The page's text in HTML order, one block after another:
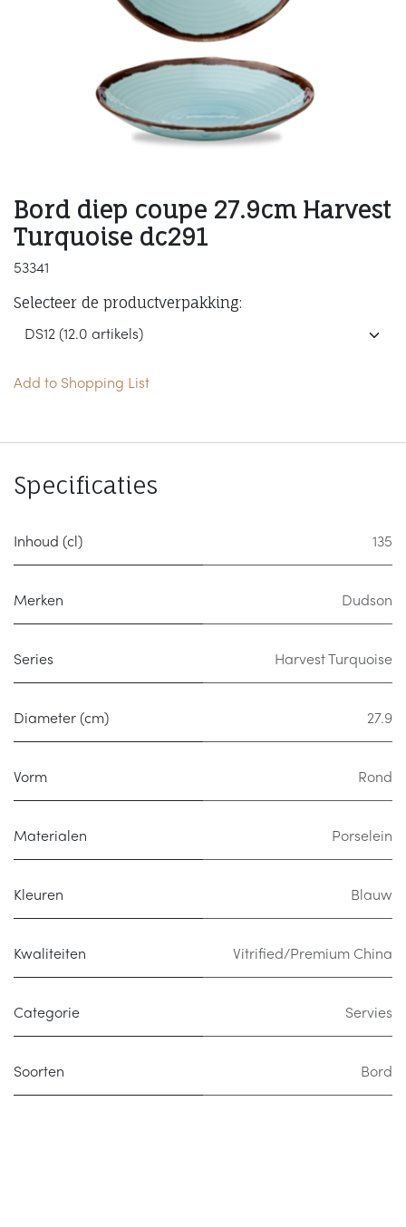
Bord diep coupe 27.9cm Harvest
Turquoise dc291
53341
Selecteer de productverpakking:
Add to Shopping List
Specificaties
Inhoud (cl) 135
Merken Dudson
Series Harvest Turquoise
Diameter (cm) 27.9
Vorm Rond
Materialen Porselein
Kleuren Blauw
Kwaliteiten Vitrified/Premium China
Categorie Servies
Soorten Bord